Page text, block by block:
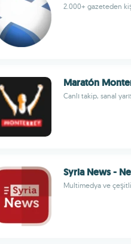
2.000+ gazeteden
Maratón
Canlı takip, sanal
Syria News -
Multimedya ve